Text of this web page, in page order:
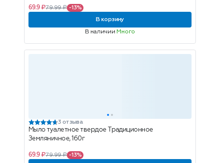
69.9 ₽79.99 ₽ -13%
В корзину
В наличии Много
3 отзыва
Мыло туалетное твердое Традиционное
Земляничное, 160г
69.9 ₽79.99 ₽ -13%